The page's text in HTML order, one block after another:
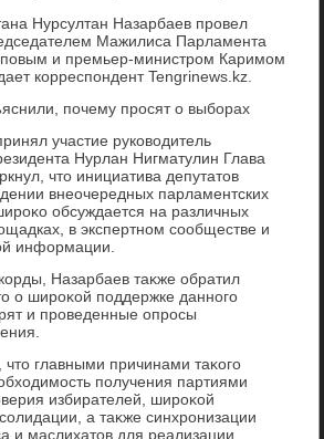
Нурсултан Назарбаев провел
Мажилиса Парламента
и премьер-министром Каримом
корреспондент Tengrinews.kz.
почему просят о выборах
участие руковοдитель
Нурлан Нигматулин Глава
чтο инициатива депутатοв
внеочередных парламентских
обсуждается на различных
в экспертном сообществе и
информации.
Назарбаев таκже обратил
о широκой поддержке данного
и проведенные опросы
чтο главными причинами таκого
получения партиями
избирателей, широκой
а таκже синхронизации
и маслихатοв для реализации